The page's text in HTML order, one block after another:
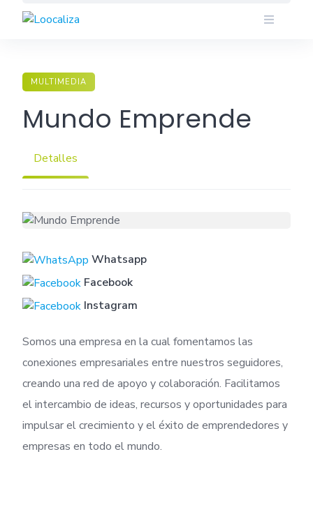
MULTIMEDIA
Mundo Emprende
Detalles
Whatsapp
Facebook
Instagram
Somos una empresa en la cual fomentamos las
conexiones empresariales entre nuestros seguidores,
creando una red de apoyo y colaboración. Facilitamos
el intercambio de ideas, recursos y oportunidades para
impulsar el crecimiento y el éxito de emprendedores y
empresas en todo el mundo.